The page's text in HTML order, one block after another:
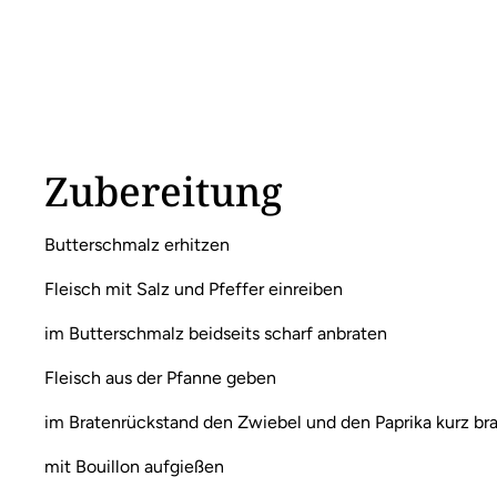
Zubereitung
Butterschmalz erhitzen
Fleisch mit Salz und Pfeffer einreiben
im Butterschmalz beidseits scharf anbraten
Fleisch aus der Pfanne geben
im Bratenrückstand den Zwiebel und den Paprika kurz
mit Bouillon aufgießen